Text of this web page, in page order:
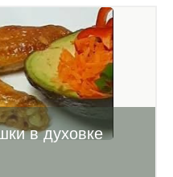
в духовке